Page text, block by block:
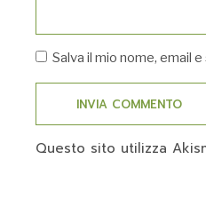
Salva il mio nome, email
Questo sito utilizza